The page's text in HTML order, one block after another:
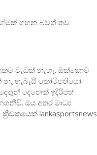
ගහන බවත් තව
වැඩක් නැහැ. ඔක්කොම
කෝටිපතියෝ.
දෙනෙක් ඉදිරිපත්
ඔය අතර මාධ්‍ය
lankasportsnews